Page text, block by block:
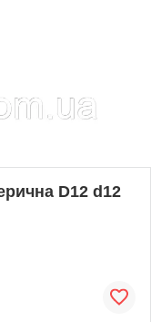
D12 d12